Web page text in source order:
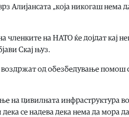
Алијансата „која никогаш нема
членките на НАТО ќе дојдат кај
Скај њуз.
воздржат од обезбедување помош
на цивилната инфраструктура
се надева дека нема да мора